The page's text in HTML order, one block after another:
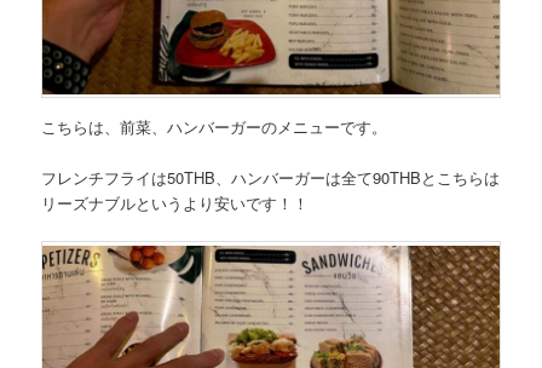
こちらは、前菜、ハンバーガーのメニューです。
フレンチフライは50THB、ハンバーガーは全て90THBとこちらは
リーズナブルというより安いです！！